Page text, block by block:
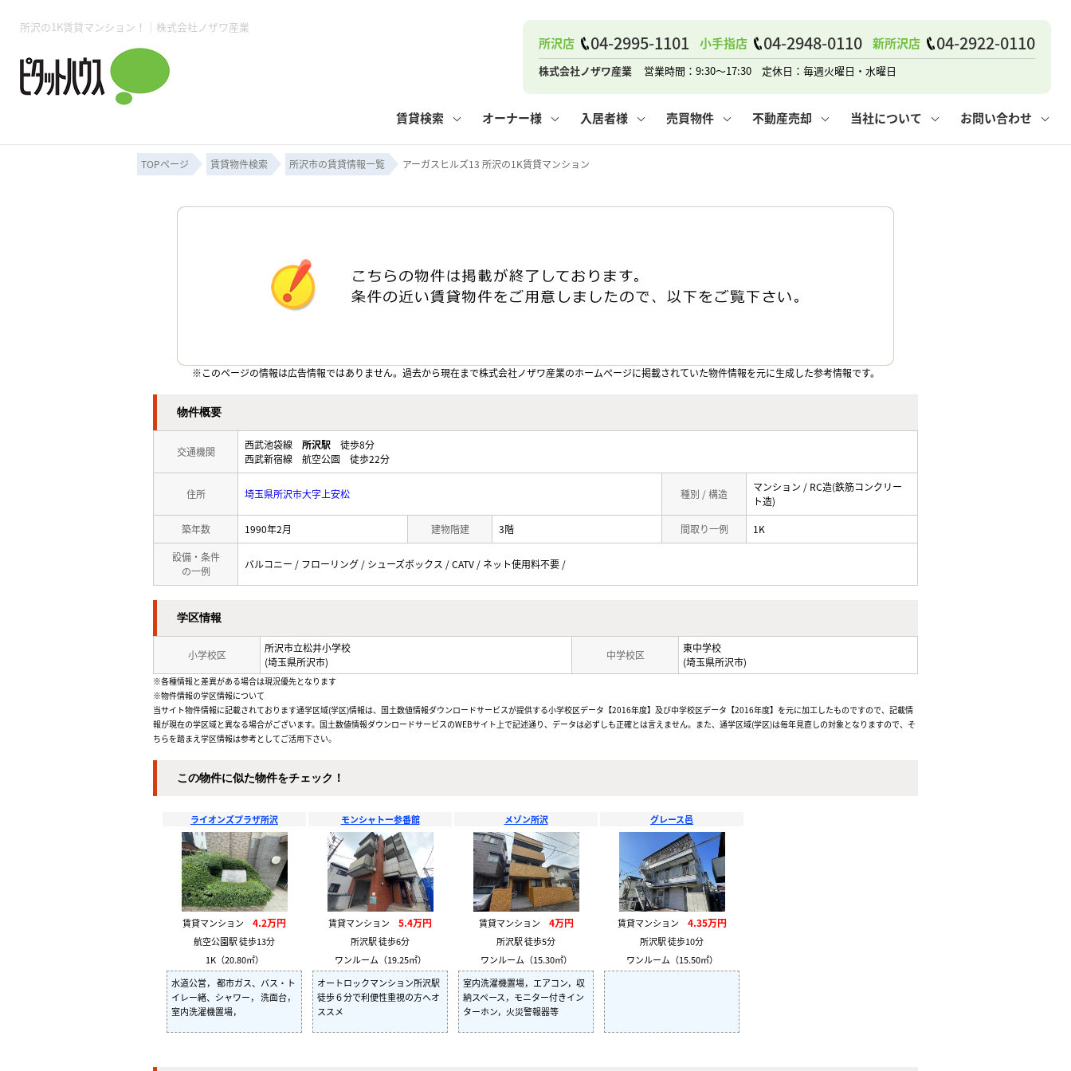
所沢の1K賃貸マンション！｜株式会社ノザワ産業
所沢店 04-2995-1101 小手指店 04-2948-0110 新所沢店 04-2922-0110
株式会社ノザワ産業 営業時間：9:30～17:30 定休日：毎週火曜日・水曜日
賃貸検索 オーナー様 入居者様 売買物件 不動産売却
売却の流れ
当社について お問い合わせ
所沢賃貸TOP 閲覧履歴 保存した検索条件
月極駐車場 事業用物件 コンテナ
賃貸管理業務 管理のご依頼
入居者様用ページTOP 住まいのトラブルQ&A お住まいの解約手続き その他の問合せ
売買物件一覧 よくある質問 マンションVS戸建て 賃貸vs持ち家
無料売却査定 媒介契約の種類 売却時の諸費用 仲介と買取の違い
必要な書類
会社概要 スタッフブログ 個人情報保護方針
ピタットハウス所沢店 ピタットハウス小手指店
ご来店予約
TOPページ 賃貸物件検索 所沢市の賃貸情報一覧 アーガスヒルズ13 所沢の1K賃貸マンション
※このページの情報は広告情報ではありません。過去から現在まで株式会社ノザワ産業のホームぺージに掲載されていた物件情報を元に生成した参考情報です。
物件概要
交通機関
西武池袋線 所沢駅 徒歩8分
西武新宿線 航空公園 徒歩22分
住所 埼玉県所沢市大字上安松 種別 / 構造
マンション / RC造(鉄筋コンクリー
ト造)
築年数 1990年2月 建物階建 3階 間取り一例 1K
設備・条件
の一例
バルコニー / フローリング / シューズボックス / CATV / ネット使用料不要 /
学区情報
小学校区
所沢市立松井小学校
(埼玉県所沢市)
中学校区
東中学校
(埼玉県所沢市)
※各種情報と差異がある場合は現況優先となります
※物件情報の学区情報について
当サイト物件情報に記載されております通学区域(学区)情報は、国土数値情報ダウンロードサービスが提供する小学校区データ【2016年度】及び中学校区データ【2016年度】を元に加工したものですので、記載情
報が現在の学区域と異なる場合がございます。国土数値情報ダウンロードサービスのWEBサイト上で記述通り、データは必ずしも正確とは言えません。また、通学区域(学区)は毎年見直しの対象となりますので、そ
ちらを踏まえ学区情報は参考としてご活用下さい。
この物件に似た物件をチェック！
ライオンズプラザ所沢
賃貸マンション 4.2万円
航空公園駅 徒歩13分
1K（20.80㎡）
水道公営， 都市ガス、バス・ト
イレー緒、シャワー， 洗面台，
室内洗濯機置場，
モンシャトー参番館
賃貸マンション 5.4万円
所沢駅 徒歩6分
ワンルーム（19.25㎡）
オートロックマンション所沢駅
徒歩６分で利便性重視の方へオ
ススメ
メゾン所沢
賃貸マンション 4万円
所沢駅 徒歩5分
ワンルーム（15.30㎡）
室内洗濯機置場，エアコン，収
納スペース，モニター付きイン
ターホン，火災警報器等
グレース邑
賃貸マンション 4.35万円
所沢駅 徒歩10分
ワンルーム（15.50㎡）